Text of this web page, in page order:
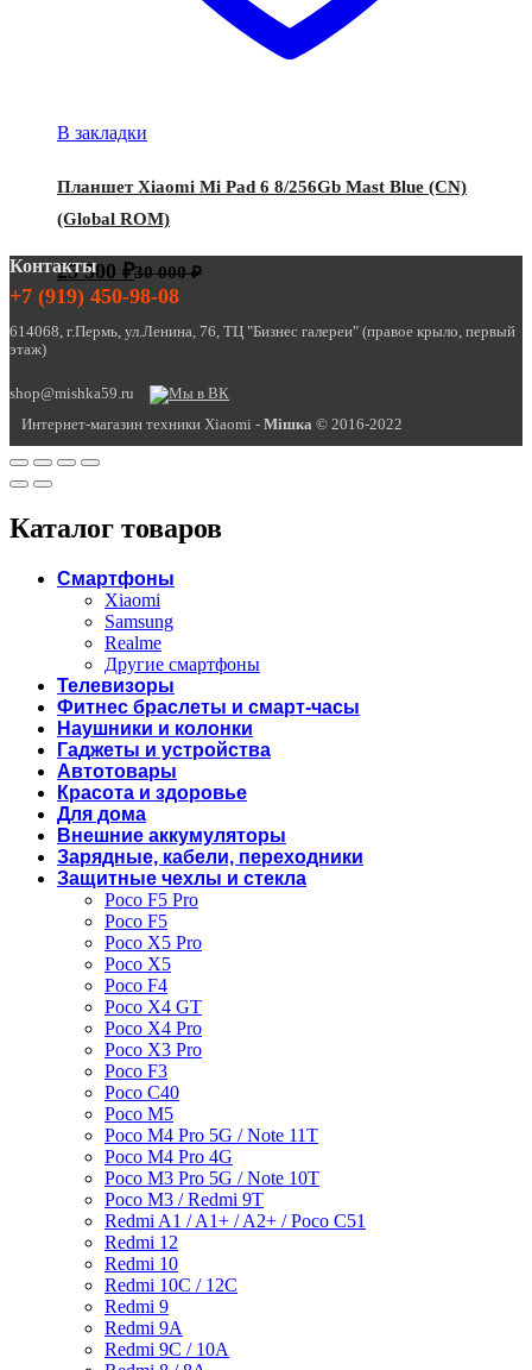
В закладки
Планшет Xiaomi Mi Pad 6 8/256Gb Mast Blue (CN)
(Global ROM)
25 500 ₽30 000₽
Контакты
+7 (919) 450-98-08
614068, г.Пермь, ул.Ленина, 76, ТЦ "Бизнес галереи" (правое крыло, первый
этаж)
shop@mishka59.ru
Интернет-магазин техники Xiaomi - Miшка © 2016-2022
Каталог товаров
Смартфоны
Xiaomi
Samsung
Realme
Другие смартфоны
Телевизоры
Фитнес браслеты и смарт-часы
Наушники и колонки
Гаджеты и устройства
Автотовары
Красота и здоровье
Для дома
Внешние аккумуляторы
Зарядные, кабели, переходники
Защитные чехлы и стекла
Poco F5 Pro
Poco F5
Poco X5 Pro
Poco X5
Poco F4
Poco X4 GT
Poco X4 Pro
Poco X3 Pro
Poco F3
Poco C40
Poco M5
Poco M4 Pro 5G / Note 11T
Poco M4 Pro 4G
Poco M3 Pro 5G / Note 10T
Poco M3 / Redmi 9T
Redmi A1 / A1+ / A2+ / Poco C51
Redmi 12
Redmi 10
Redmi 10C / 12C
Redmi 9
Redmi 9A
Redmi 9C / 10A